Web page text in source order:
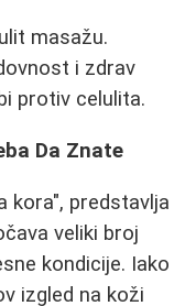
masažu.
i zdrav
protiv celulita.
Da Znate
kora", predstavlja
veliki broj
kondicije. Iako
izgled na koži